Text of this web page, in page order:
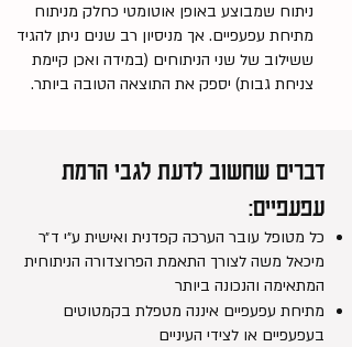
ניתוח שמבוצע באופן אוטומטי כחלק מניתוח
מתיחת עפעפיים. אך מניסיון רב שנים ניתן להגיד
ששילוב של שני הניתוחים (במידה ואכן קיימת
צניחת גבות) יספק את התוצאה הטובה ביותר.
דברים שחשוב לדעת לגבי הרמת
עפעפיים:
כל מטופל עובר הערכה קפדנית ואישית ע״י ד״ר
מיכאל משה לצורך התאמת הפרוצדורה הניתוחית
המתאימה והנכונה ביותר
מתיחת עפעפיים איננה מטפלת בקמטוטים
בעפעפיים או לצידי העיניים